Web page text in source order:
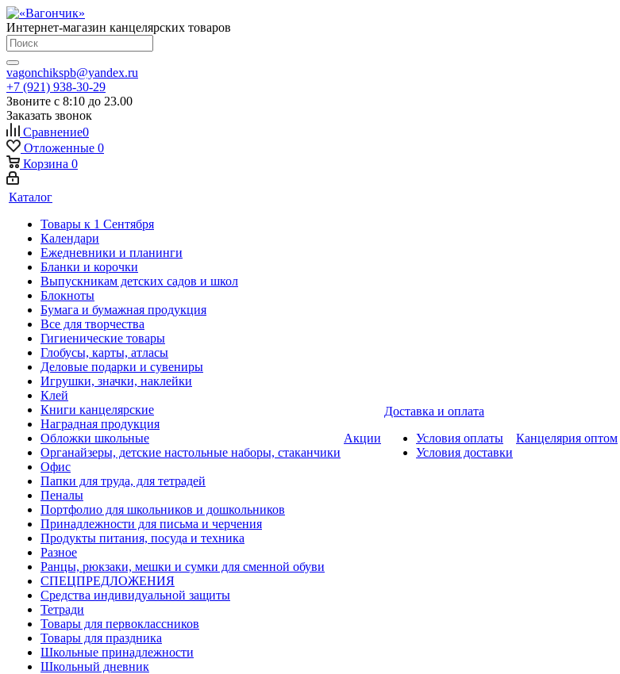
Интернет-магазин канцелярских товаров
vagonchikspb@yandex.ru
+7 (921) 938-30-29
Звоните с 8:10 до 23.00
Заказать звонок
Сравнение0
Отложенные 0
Корзина 0
Каталог
Товары к 1 Сентября
Календари
Ежедневники и планинги
Бланки и корочки
Выпускникам детских садов и школ
Блокноты
Бумага и бумажная продукция
Все для творчества
Гигиенические товары
Глобусы, карты, атласы
Деловые подарки и сувениры
Игрушки, значки, наклейки
Клей
Книги канцелярские
Наградная продукция
Обложки школьные
Органайзеры, детские настольные наборы, стаканчики
Офис
Папки для труда, для тетрадей
Пеналы
Портфолио для школьников и дошкольников
Принадлежности для письма и черчения
Продукты питания, посуда и техника
Разное
Ранцы, рюкзаки, мешки и сумки для сменной обуви
СПЕЦПРЕДЛОЖЕНИЯ
Средства индивидуальной защиты
Тетради
Товары для первоклассников
Товары для праздника
Школьные принадлежности
Школьный дневник
Акции
Доставка и оплата
Условия оплаты
Условия доставки
Канцелярия оптом